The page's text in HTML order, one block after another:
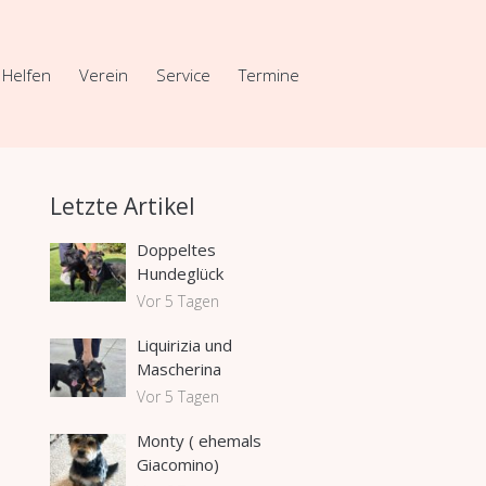
Helfen Verein Service Termine
Letzte Artikel
Doppeltes
Hundeglück
Vor 5 Tagen
Liquirizia und
Mascherina
Vor 5 Tagen
Monty ( ehemals
Giacomino)